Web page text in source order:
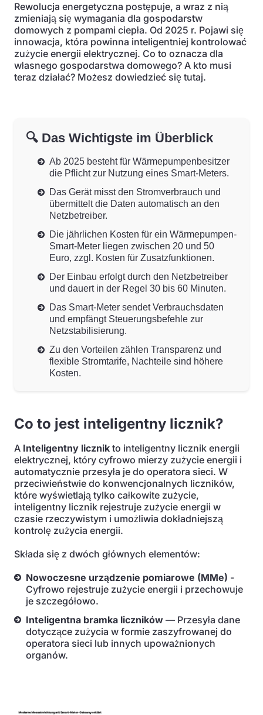
Rewolucja energetyczna postępuje, a wraz z nią
zmieniają się wymagania dla gospodarstw
domowych z pompami ciepła. Od 2025 r. Pojawi się
innowacja, która powinna inteligentniej kontrolować
zużycie energii elektrycznej. Co to oznacza dla
własnego gospodarstwa domowego? A kto musi
teraz działać? Możesz dowiedzieć się tutaj.
🔍 Das Wichtigste im Überblick
Ab 2025 besteht für Wärmepumpenbesitzer
die Pflicht zur Nutzung eines Smart-Meters.
Das Gerät misst den Stromverbrauch und
übermittelt die Daten automatisch an den
Netzbetreiber.
Die jährlichen Kosten für ein Wärmepumpen-
Smart-Meter liegen zwischen 20 und 50
Euro, zzgl. Kosten für Zusatzfunktionen.
Der Einbau erfolgt durch den Netzbetreiber
und dauert in der Regel 30 bis 60 Minuten.
Das Smart-Meter sendet Verbrauchsdaten
und empfängt Steuerungsbefehle zur
Netzstabilisierung.
Zu den Vorteilen zählen Transparenz und
flexible Stromtarife, Nachteile sind höhere
Kosten.
Co to jest inteligentny licznik?
A Inteligentny licznik to inteligentny licznik energii
elektrycznej, który cyfrowo mierzy zużycie energii i
automatycznie przesyła je do operatora sieci. W
przeciwieństwie do konwencjonalnych liczników,
które wyświetlają tylko całkowite zużycie,
inteligentny licznik rejestruje zużycie energii w
czasie rzeczywistym i umożliwia dokładniejszą
kontrolę zużycia energii.
Składa się z dwóch głównych elementów:
Nowoczesne urządzenie pomiarowe (MMe) -
Cyfrowo rejestruje zużycie energii i przechowuje
je szczegółowo.
Inteligentna bramka liczników — Przesyła dane
dotyczące zużycia w formie zaszyfrowanej do
operatora sieci lub innych upoważnionych
organów.